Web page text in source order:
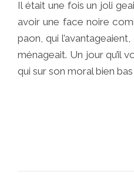
Il était une fois un joli
avoir une face noire
paon, qui
ménageait. Un jour qu’il
qui sur son moral bien